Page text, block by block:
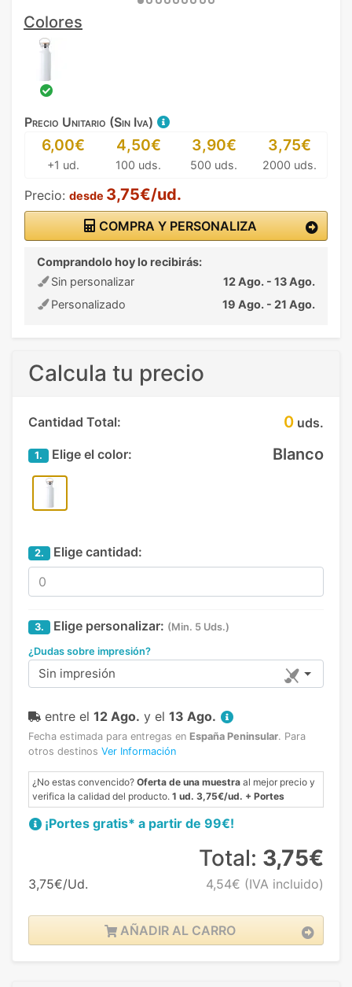
Colores
Precio Unitario (Sin Iva)
6,00€
+1 ud.
4,50€
100 uds.
3,90€
500 uds.
3,75€
2000 uds.
Precio: desde 3,75€/ud.
COMPRA Y PERSONALIZA
Comprandolo hoy lo recibirás:
Sin personalizar
12 Ago. - 13 Ago.
Personalizado
19 Ago. - 21 Ago.
Calcula tu precio
Cantidad Total: 0 uds.
1. Elige el color: Blanco
2. Elige cantidad:
3. Elige personalizar: (Min. 5 Uds.)
¿Dudas sobre impresión?
Sin impresión
entre el 12 Ago. y el 13 Ago.
Fecha estimada para entregas en España Peninsular. Para
otros destinos Ver Información
¿No estas convencido? Oferta de una muestra al mejor precio y
verifica la calidad del producto. 1 ud. 3,75€/ud. + Portes
¡Portes gratis* a partir de 99€!
3,75€/Ud.
Total: 3,75€
4,54€ (IVA incluido)
AÑADIR AL CARRO